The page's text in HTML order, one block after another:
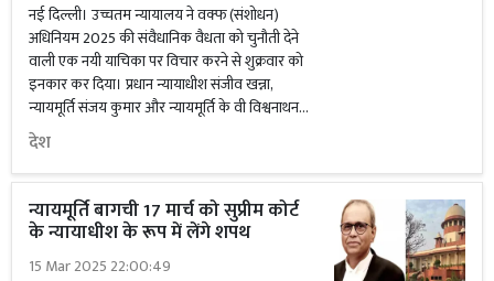
नई दिल्ली। उच्चतम न्यायालय ने वक्फ (संशोधन)
अधिनियम 2025 की संवैधानिक वैधता को चुनौती देने
वाली एक नयी याचिका पर विचार करने से शुक्रवार को
इनकार कर दिया। प्रधान न्यायाधीश संजीव खन्ना,
न्यायमूर्ति संजय कुमार और न्यायमूर्ति के वी विश्वनाथन...
देश
न्यायमूर्ति बागची 17 मार्च को सुप्रीम कोर्ट
के न्यायाधीश के रूप में लेंगे शपथ
15 Mar 2025 22:00:49